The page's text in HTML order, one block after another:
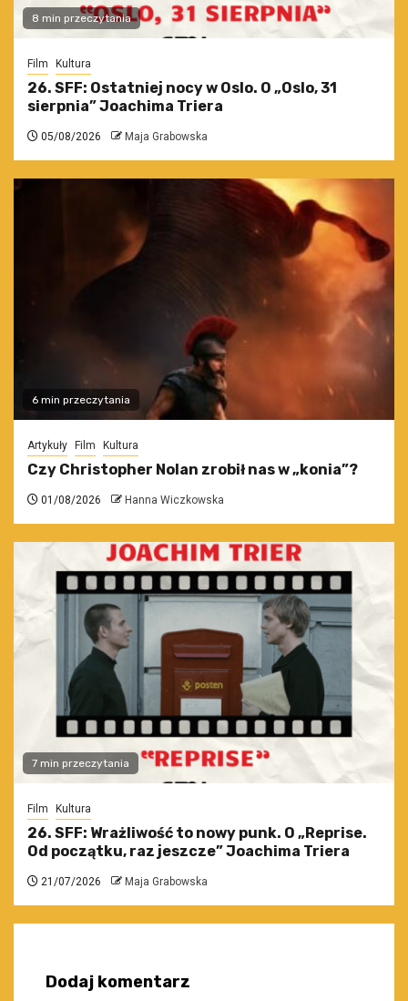
8 min przeczytania
Film Kultura
26. SFF: Ostatniej nocy w Oslo. O „Oslo, 31
sierpnia” Joachima Triera
05/08/2026 Maja Grabowska
6 min przeczytania
Artykuły Film Kultura
Czy Christopher Nolan zrobił nas w „konia”?
01/08/2026 Hanna Wiczkowska
7 min przeczytania
Film Kultura
26. SFF: Wrażliwość to nowy punk. O „Reprise.
Od początku, raz jeszcze” Joachima Triera
21/07/2026 Maja Grabowska
Dodaj komentarz